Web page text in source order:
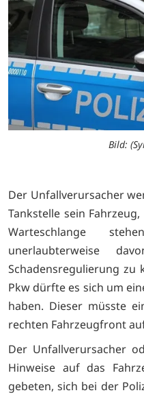
Bild:
Der Unfallverursacher
Tankstelle sein
Warteschlange
unerlaubterweise
Schadensregulierung zu
Pkw dürfte es sich um
haben. Dieser müsste
rechten Fahrzeugfront
Der Unfallverursacher
Hinweise auf das
gebeten, sich bei der